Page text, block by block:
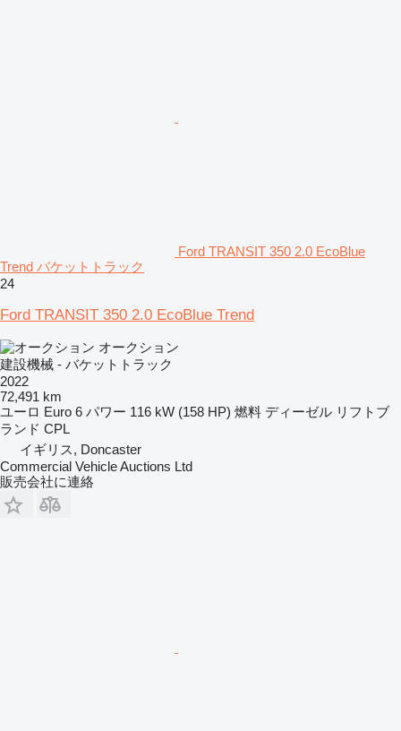
Ford TRANSIT 350 2.0 EcoBlue
Trend バケットトラック
24
Ford TRANSIT 350 2.0 EcoBlue Trend
オークション
建設機械 - バケットトラック
2022
72,491 km
ユーロ Euro 6 パワー 116 kW (158 HP) 燃料 ディーゼル リフトブ
ランド CPL
イギリス, Doncaster
Commercial Vehicle Auctions Ltd
販売会社に連絡